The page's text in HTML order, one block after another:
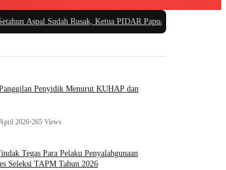
Sudah Rusak, Ketua PIDAR Papua Barat Minta Kajati Papua
Penyidik Menurut KUHAP dan
2026•265 Views
Tegas Para Pelaku Penyalahgunaan
Seleksi TAPM Tahun 2026